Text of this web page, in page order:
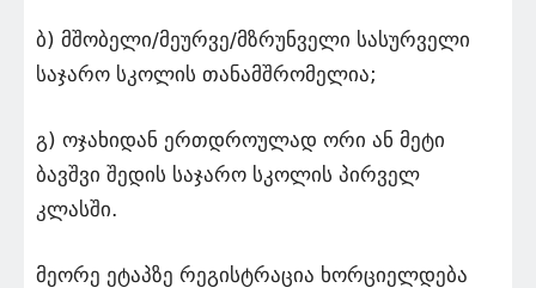
ბ) მშობელი/მეურვე/მზრუნველი სასურველი
საჯარო სკოლის თანამშრომელია;
გ) ოჯახიდან ერთდროულად ორი ან მეტი
ბავშვი შედის საჯარო სკოლის პირველ
კლასში.
მეორე ეტაპზე რეგისტრაცია ხორციელდება